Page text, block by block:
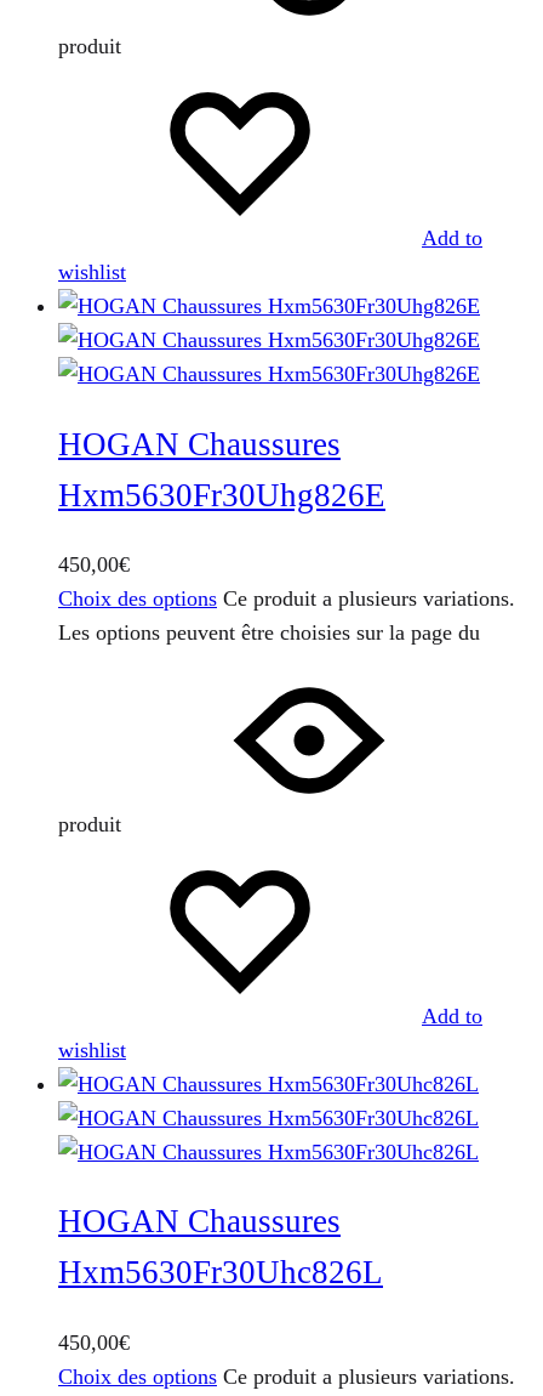
produit
Add to
wishlist
HOGAN Chaussures
Hxm5630Fr30Uhg826E
450,00€
Choix des options Ce produit a plusieurs variations.
Les options peuvent être choisies sur la page du
produit
Add to
wishlist
HOGAN Chaussures
Hxm5630Fr30Uhc826L
450,00€
Choix des options Ce produit a plusieurs variations.